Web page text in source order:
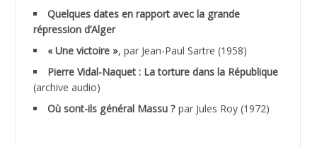
ADDALA Boualem*
ADDANE
ADDECHE Rachid
Quelques dates en rapport avec la grande
répression d’Alger
« Une victoire », par Jean-Paul Sartre (1958)
Pierre Vidal-Naquet : La torture dans la République
(archive audio)
Où sont-ils général Massu ? par Jules Roy (1972)